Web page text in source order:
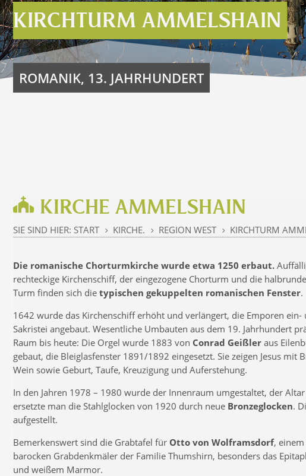
KIRCHTURM AMMELSHAIN
ROMANIK, 13. JAHRHUNDERT
KIRCHE AMMELSHAIN
SIE SIND HIER: START 5 KIRCHE. 5 REGION WEST 5 KIRCHTURM
Die romanische Chorturmkirche wurde etwa 1250 erbaut.
rechteckige Kirchenschiff, der eingezogene Chorturm und die
Turm finden sich die typischen gekuppelten romanischen Fenster.
1642 wurde das Kirchenschiff erhöht und verlängert, die Emporen ein-
Sakristei angebaut. Wesentliche Umbauten aus dem 19. Jahrhundert
Raum bis heute: Die Orgel wurde 1883 von Conrad Geißler aus
gebaut, die Bleiglasfenster 1891/1892 eingesetzt. Sie zeigen Jesus mit
Wein sowie Geburt, Taufe, Kreuzigung und Auferstehung.
In den Jahren 1978 – 1980 wurde der Innenraum umgestaltet, der
ersetzte man die Stahlglocken von 1920 durch neue Bronzeglocken.
aufgestellt.
Bemerkenswert sind die Grabtafel für Otto von Wolframsdorf,
barocken Grabdenkmäler der Familie Thumshirn, besonders das
und weißem Marmor.